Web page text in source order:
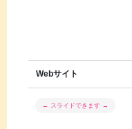
Webサイト